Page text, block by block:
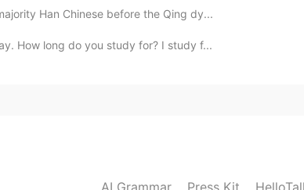
2019.04.30 12:57
Han Chinese before the Qing dy...
How long do you study for? I study f...
AI Grammar Press Kit